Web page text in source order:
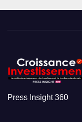
Press Insight 360